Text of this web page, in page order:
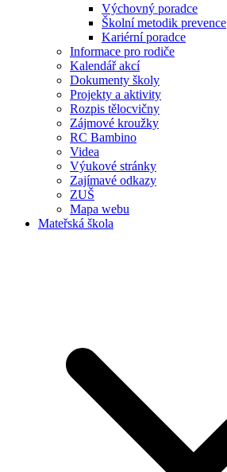
Výchovný poradce
Školní metodik prevence
Kariérní poradce
Informace pro rodiče
Kalendář akcí
Dokumenty školy
Projekty a aktivity
Rozpis tělocvičny
Zájmové kroužky
RC Bambino
Videa
Výukové stránky
Zajímavé odkazy
ZUŠ
Mapa webu
Mateřská škola